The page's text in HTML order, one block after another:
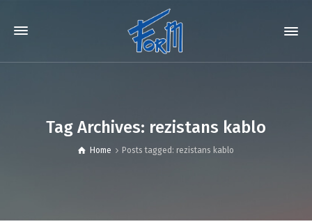
Tag Archives: rezistans kablo
Home Posts tagged: rezistans kablo